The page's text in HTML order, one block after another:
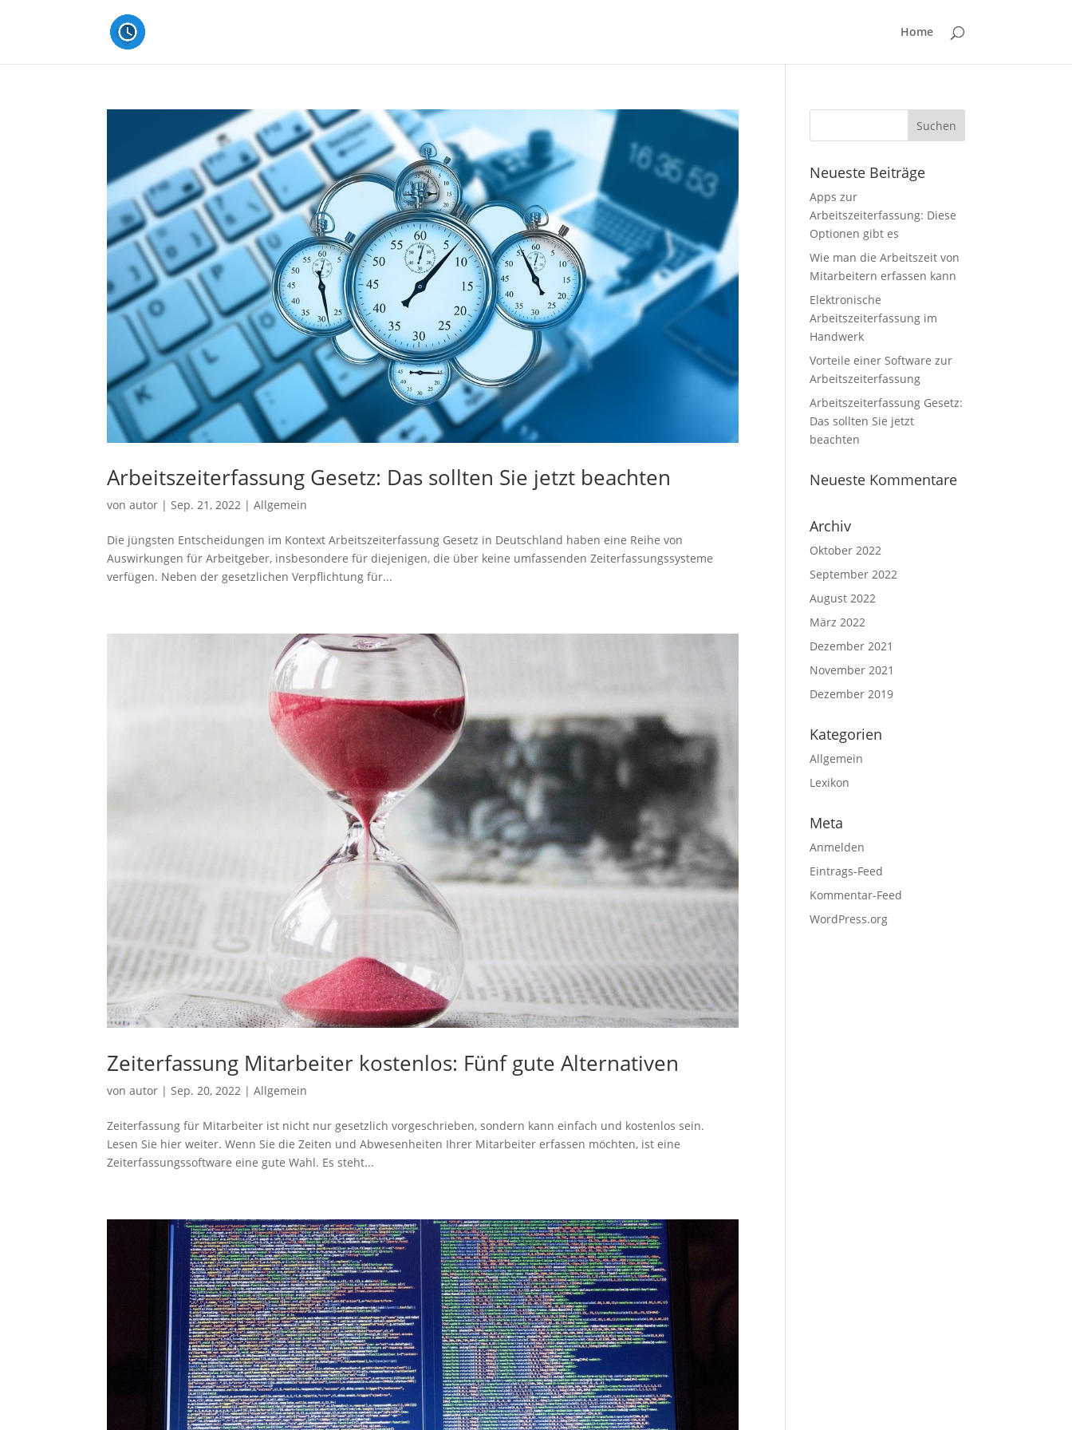
Home
Arbeitszeiterfassung Gesetz: Das sollten Sie jetzt beachten
vonautor | Sep. 21, 2022 |Allgemein
Die jüngsten Entscheidungen im Kontext Arbeitszeiterfassung Gesetz in Deutschland haben eine Reihe von
Auswirkungen für Arbeitgeber, insbesondere für diejenigen, die über keine umfassenden Zeiterfassungssysteme
verfügen. Neben der gesetzlichen Verpflichtung für...
Zeiterfassung Mitarbeiter kostenlos: Fünf gute Alternativen
vonautor | Sep. 20, 2022 |Allgemein
Zeiterfassung für Mitarbeiter ist nicht nur gesetzlich vorgeschrieben, sondern kann einfach und kostenlos sein.
Lesen Sie hier weiter. Wenn Sie die Zeiten und Abwesenheiten Ihrer Mitarbeiter erfassen möchten, ist eine
Zeiterfassungssoftware eine gute Wahl. Es steht...
Neueste Beiträge
Apps zur
Arbeitszeiterfassung: Diese
Optionen gibt es
Wie man die Arbeitszeit von
Mitarbeitern erfassen kann
Elektronische
Arbeitszeiterfassung im
Handwerk
Vorteile einer Software zur
Arbeitszeiterfassung
Arbeitszeiterfassung Gesetz:
Das sollten Sie jetzt
beachten
Neueste Kommentare
Archiv
Oktober 2022
September 2022
August 2022
März 2022
Dezember 2021
November 2021
Dezember 2019
Kategorien
Allgemein
Lexikon
Meta
Anmelden
Eintrags-Feed
Kommentar-Feed
WordPress.org